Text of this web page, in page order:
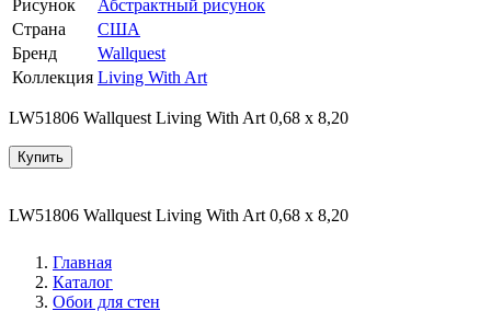
Рисунок
Абстрактный рисунок
Страна
США
Бренд
Wallquest
Коллекция Living With Art
LW51806 Wallquest Living With Art 0,68 x 8,20
Купить
LW51806 Wallquest Living With Art 0,68 x 8,20
Главная
Каталог
Обои для стен